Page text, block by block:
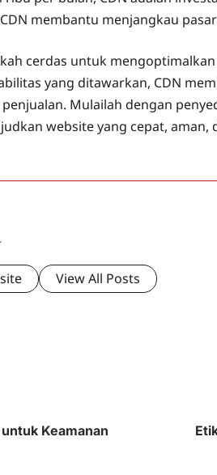
membantu menjangkau
cerdas untuk
yang ditawarkan, CDN
Mulailah dengan
website yang cepat, aman,
View All Posts
Keamanan